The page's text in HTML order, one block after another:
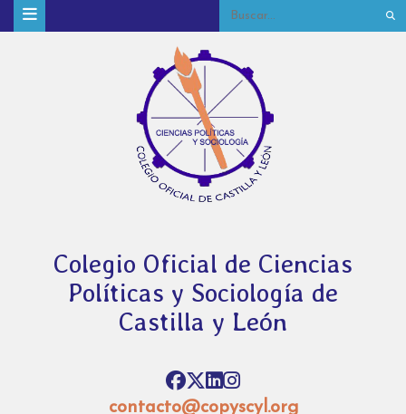
Colegio Oficial de Ciencias
Políticas y Sociología de
Castilla y León
contacto@copyscyl.org